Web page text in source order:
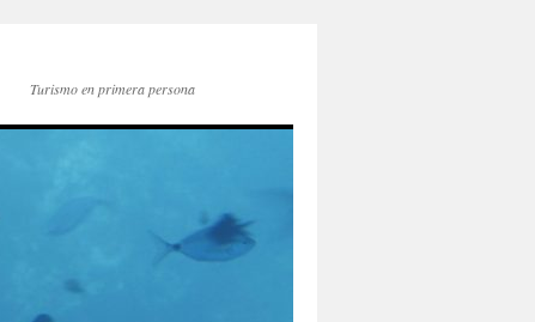
Turismo en primera persona